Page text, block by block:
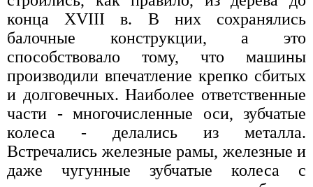
конца XVIII в. В них сохранялись
балочные конструкции, а это
способствовало тому, что машины
производили впечатление крепко сбитых
и долговечных. Наиболее ответственные
части - многочисленные оси, зубчатые
колеса - делались из металла.
Встречались железные рамы, железные и
даже чугунные зубчатые колеса с